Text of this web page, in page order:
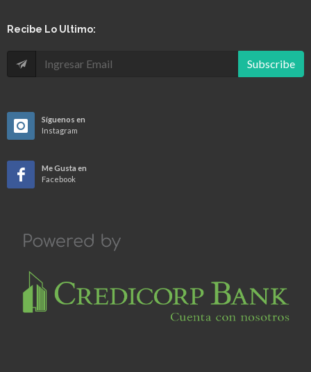
Recibe Lo Ultimo:
Subscribe
Síguenos en
Instagram
Me Gusta en
Facebook